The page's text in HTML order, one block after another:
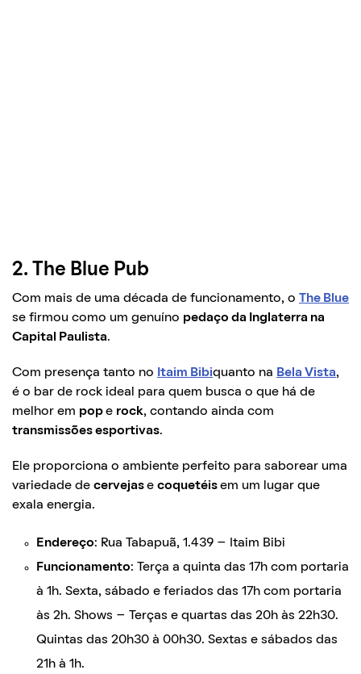
2. The Blue Pub
Com mais de uma década de funcionamento, o
The Blue
se firmou como um genuíno pedaço da Inglaterra na
Capital Paulista.
Com presença tanto no Itaim Bibiquanto na Bela Vista,
é o bar de rock ideal para quem busca o que há de
melhor em pop e rock, contando ainda com
transmissões esportivas.
Ele proporciona o ambiente perfeito para saborear uma
variedade de cervejas e coquetéis em um lugar que
exala energia.
Endereço: Rua Tabapuã, 1.439 – Itaim Bibi
Funcionamento: Terça a quinta das 17h com portaria
à 1h. Sexta, sábado e feriados das 17h com portaria
às 2h. Shows – Terças e quartas das 20h às 22h30.
Quintas das 20h30 à 00h30. Sextas e sábados das
21h à 1h.